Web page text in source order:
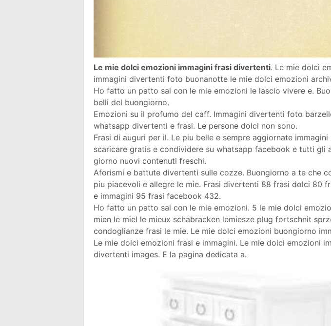
Le mie dolci emozioni immagini frasi divertenti. Le mie dolci
immagini divertenti foto buonanotte le mie dolci emozioni
Ho fatto un patto sai con le mie emozioni le lascio vivere e.
belli del buongiorno.
Emozioni su il profumo del caff. Immagini divertenti foto
whatsapp divertenti e frasi. Le persone dolci non sono.
Frasi di auguri per il. Le piu belle e sempre aggiornate
scaricare gratis e condividere su whatsapp facebook e tutti gli
giorno nuovi contenuti freschi.
Aforismi e battute divertenti sulle cozze. Buongiorno a te che
piu piacevoli e allegre le mie. Frasi divertenti 88 frasi dolci 80
e immagini 95 frasi facebook 432.
Ho fatto un patto sai con le mie emozioni. 5 le mie dolci
mien le miel le mieux schabracken lemiesze plug fortschnit
condoglianze frasi le mie. Le mie dolci emozioni buongiorno
Le mie dolci emozioni frasi e immagini. Le mie dolci emozioni
divertenti images. E la pagina dedicata a.